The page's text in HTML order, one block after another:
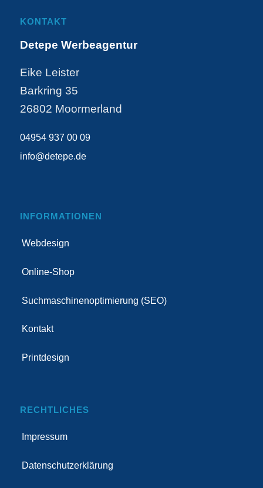
KONTAKT
Detepe Werbeagentur
Eike Leister
Barkring 35
26802 Moormerland
04954 937 00 09
info@detepe.de
INFORMATIONEN
Webdesign
Online-Shop
Suchmaschinenoptimierung (SEO)
Kontakt
Printdesign
RECHTLICHES
Impressum
Datenschutzerklärung